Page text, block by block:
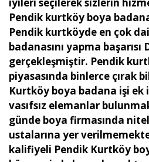
iyileri seçilerek sizlerin
Pendik kurtköy boya
Pendik kurtköyde en çok
badanasını yapma
gerçekleşmiştir. Pendik
piyasasında binlerce çırak
Kurtköy boya badana işi ek
vasıfsız elemanlar
günde boya firmasında
ustalarına yer
kalifiyeli Pendik Kurtköy